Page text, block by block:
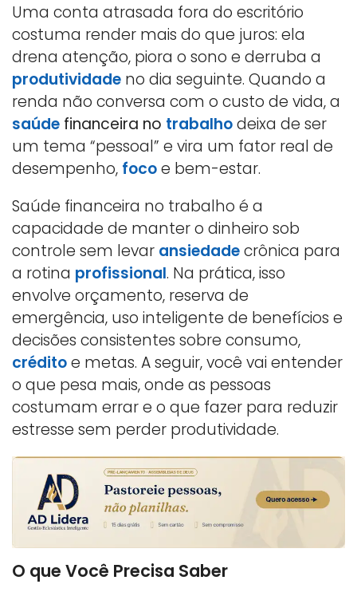
Uma conta atrasada fora do escritório
costuma render mais do que juros: ela
drena atenção, piora o sono e derruba a
produtividade no dia seguinte. Quando a
renda não conversa com o custo de vida, a
saúde financeira no trabalhodeixa de ser
um tema “pessoal” e vira um fator real de
desempenho, focoe bem-estar.
Saúde financeira no trabalho é a
capacidade de manter o dinheiro sob
controle sem levar ansiedadecrônica para
a rotina profissional. Na prática, isso
envolve orçamento, reserva de
emergência, uso inteligente de benefícios e
decisões consistentes sobre consumo,
créditoe metas. A seguir, você vai entender
o que pesa mais, onde as pessoas
costumam errar e o que fazer para reduzir
estresse sem perder produtividade.
O que Você Precisa Saber